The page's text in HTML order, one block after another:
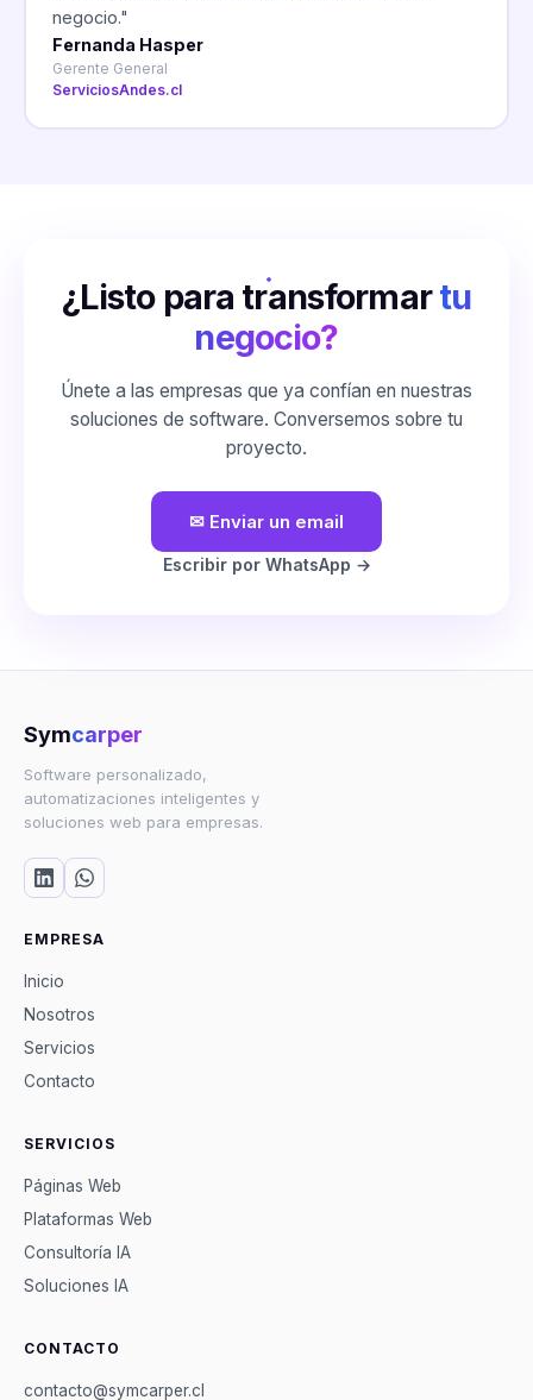
negocio."
Fernanda Hasper
Gerente General
ServiciosAndes.cl
¿Listo para transformar tu
negocio?
Únete a las empresas que ya confían en nuestras
soluciones de software. Conversemos sobre tu
proyecto.
✉ Enviar un email
Escribir por WhatsApp →
Symcarper
Software personalizado,
automatizaciones inteligentes y
soluciones web para empresas.
EMPRESA
Inicio
Nosotros
Servicios
Contacto
SERVICIOS
Páginas Web
Plataformas Web
Consultoría IA
Soluciones IA
CONTACTO
contacto@symcarper.cl